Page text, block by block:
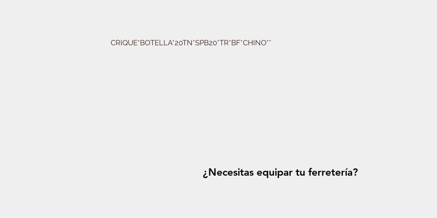
CRIQUE*BOTELLA*20TN*SPB20*TR*BF*CHINO**
¿Necesitas equipar tu ferretería?